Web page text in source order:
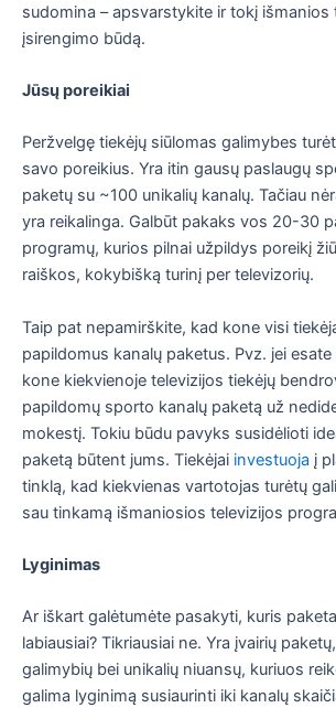
sudomina – apsvarstykite ir tokį išmanios
įsirengimo būdą.
Jūsų poreikiai
Peržvelgę tiekėjų siūlomas galimybes
savo poreikius. Yra itin gausų paslaugų
paketų su ~100 unikalių kanalų. Tačiau
yra reikalinga. Galbūt pakaks vos 20-30
programų, kurios pilnai užpildys poreikį
raiškos, kokybišką turinį per televizorių.
Taip pat nepamirškite, kad kone visi
papildomus kanalų paketus. Pvz. jei
kone kiekvienoje televizijos tiekėjų
papildomų sporto kanalų paketą už
mokestį. Tokiu būdu pavyks susidėlioti
paketą būtent jums. Tiekėjai investuoja į
tinklą, kad kiekvienas vartotojas turėtų
sau tinkamą išmaniosios televizijos
Lyginimas
Ar iškart galėtumėte pasakyti, kuris
labiausiai? Tikriausiai ne. Yra įvairių
galimybių bei unikalių niuansų, kuriuos
galima lyginimą susiaurinti iki kanalų